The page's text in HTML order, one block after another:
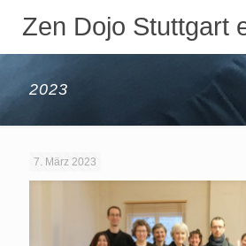
Zen Dojo Stuttgart
2023
7. März 2023